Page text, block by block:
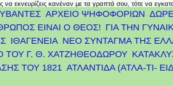
να εκνευρίζεις κανέναν με τα γραπτά σου, τότε να
ΑΡΧΕΊΟ ΨΗΦΟΦΟΡΙΏΝ
ΕΙΝΑΙ Ο ΘΕΟΣ! ΓΙΑ ΤΗΝ
ΙΘΑΓΕΝΕΙΑ ΝΕΟ ΣΥΝΤΑΓΜΑ ΤΗΣ
ΤΟΥ Γ. Θ. ΧΑΤΖΗΘΕΟΔΩΡΟΥ
ΤΟΥ 1821 ΑΤΛΑΝΤΊΔΑ (ΑΤΛΑ-ΤΙ-